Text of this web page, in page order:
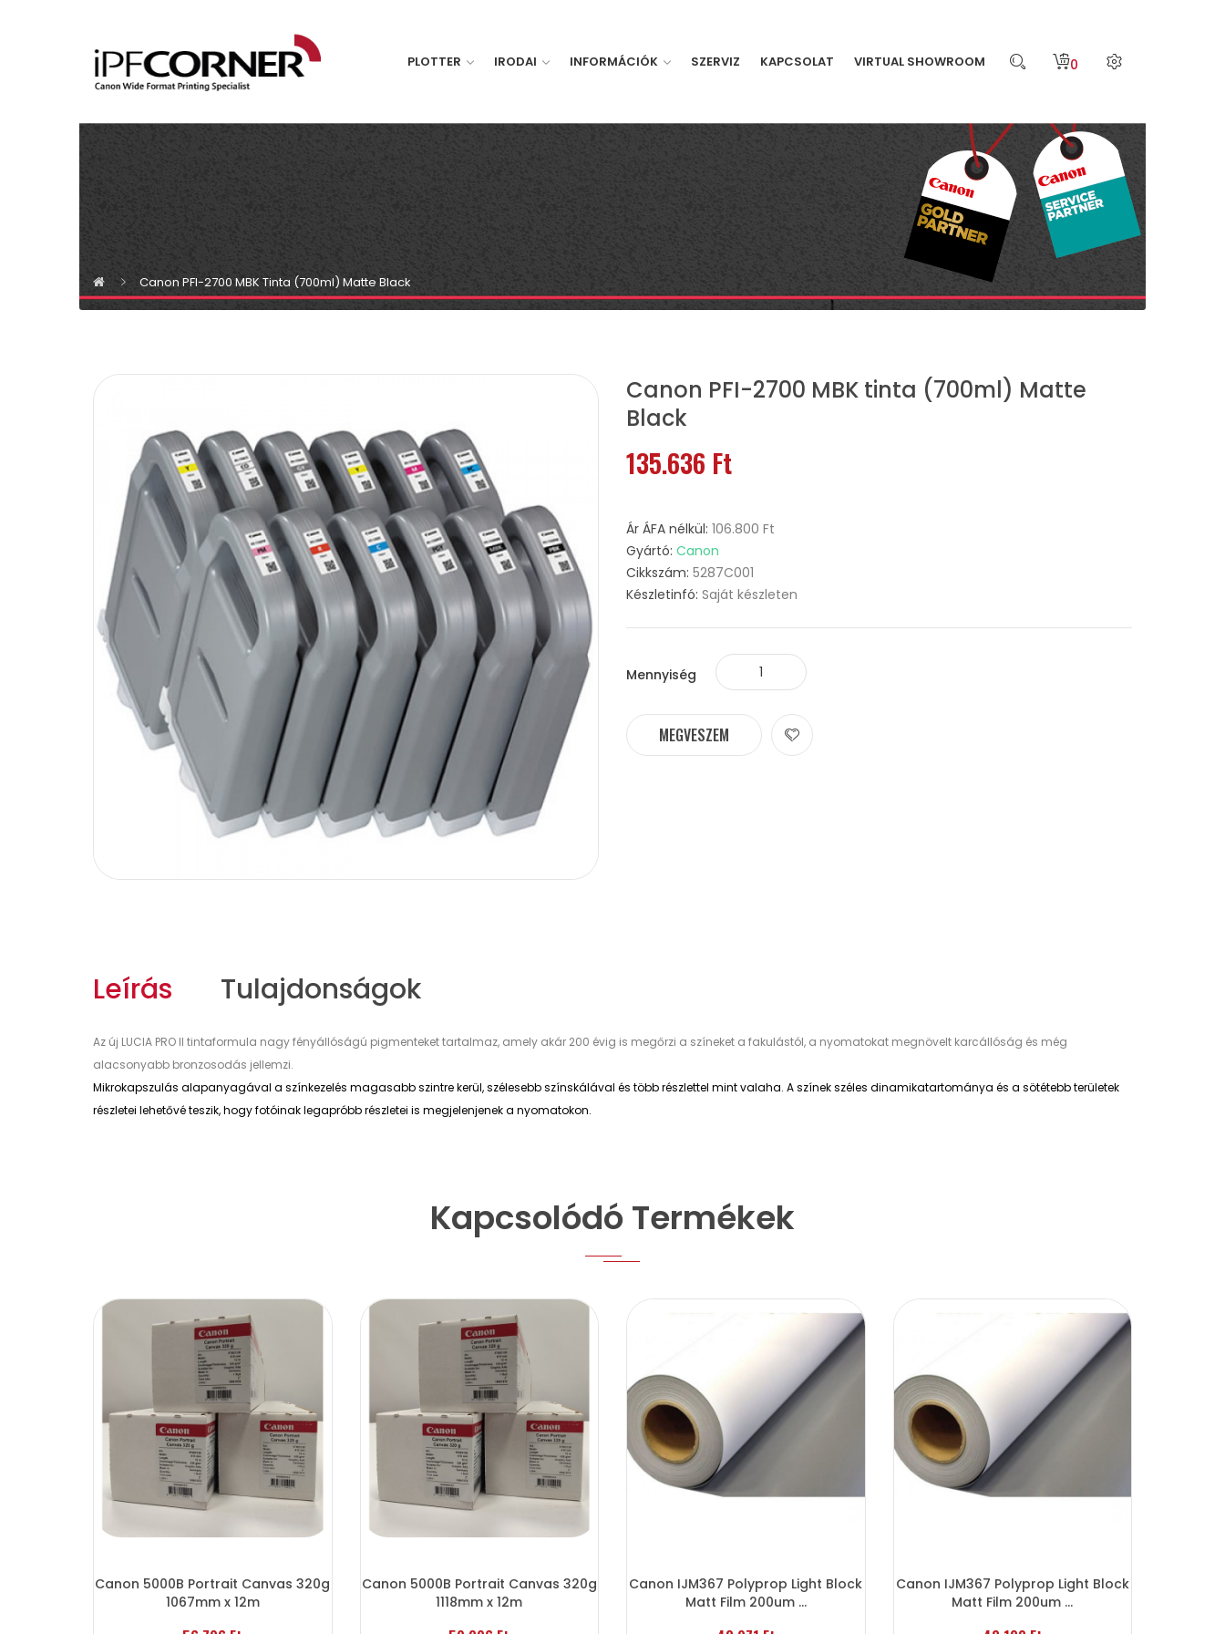
PLOTTER IRODAI INFORMÁCIÓK SZERVIZ KAPCSOLAT VIRTUAL SHOWROOM 0
Canon PFI-2700 MBK Tinta (700ml) Matte Black
Canon PFI-2700 MBK tinta (700ml) Matte
Black
135.636 Ft
Ár ÁFA nélkül: 106.800 Ft
Gyártó: Canon
Cikkszám: 5287C001
Készletinfó: Saját készleten
Mennyiség
MEGVESZEM
Leírás Tulajdonságok
Az új LUCIA PRO II tintaformula nagy fényállóságú pigmenteket tartalmaz, amely akár 200 évig is megőrzi a színeket a fakulástól, a nyomatokat megnövelt karcállóság és még
alacsonyabb bronzosodás jellemzi.
Mikrokapszulás alapanyagával a színkezelés magasabb szintre kerül, szélesebb színskálával és több részlettel mint valaha. A színek széles dinamikatartománya és a sötétebb területek
részletei lehetővé teszik, hogy fotóinak legapróbb részletei is megjelenjenek a nyomatokon.
Kapcsolódó Termékek
Canon 5000B Portrait Canvas 320g
1067mm x 12m
Canon 5000B Portrait Canvas 320g
1118mm x 12m
Canon IJM367 Polyprop Light Block
Matt Film 200um ...
Canon IJM367 Polyprop Light Block
Matt Film 200um ...